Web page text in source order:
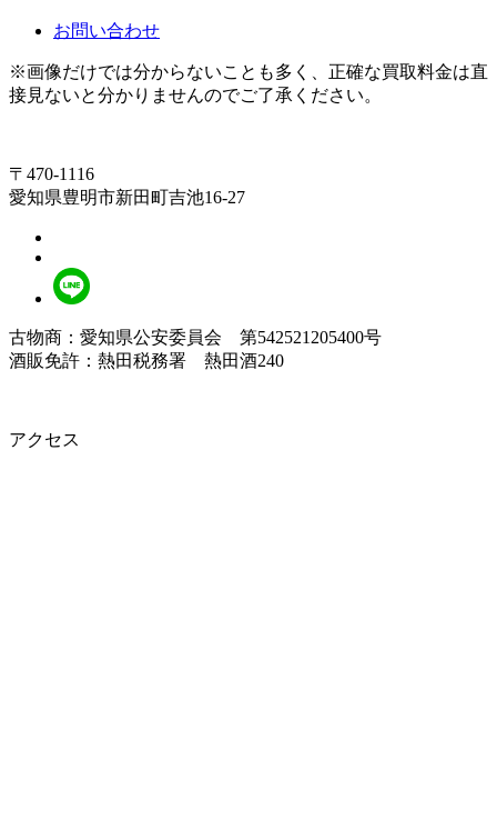
お問い合わせ
※画像だけでは分からないことも多く、正確な買取料金は直
接見ないと分かりませんのでご了承ください。
〒470-1116
愛知県豊明市新田町吉池16-27
古物商：愛知県公安委員会 第542521205400号
酒販免許：熱田税務署 熱田酒240
アクセス